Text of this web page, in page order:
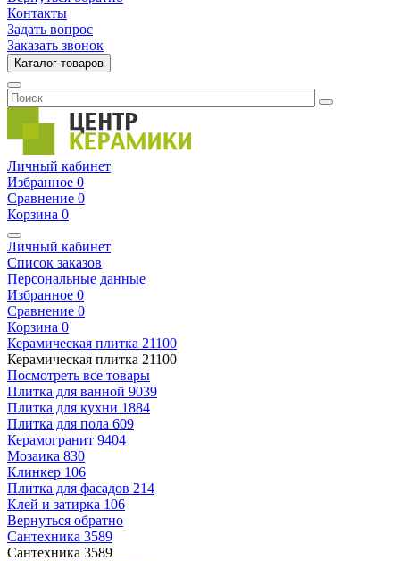
Контакты
Задать вопрос
Заказать звонок
Каталог товаров
Личный кабинет
Избранное 0
Сравнение 0
Корзина 0
Личный кабинет
Список заказов
Персональные данные
Избранное 0
Сравнение 0
Корзина 0
Керамическая плитка 21100
Керамическая плитка 21100
Посмотреть все товары
Плитка для ванной 9039
Плитка для кухни 1884
Плитка для пола 609
Керамогранит 9404
Мозаика 830
Клинкер 106
Плитка для фасадов 214
Клей и затирка 106
Вернуться обратно
Сантехника 3589
Сантехника 3589